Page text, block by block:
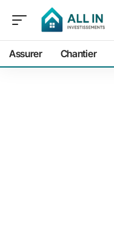
Assurer Chantier